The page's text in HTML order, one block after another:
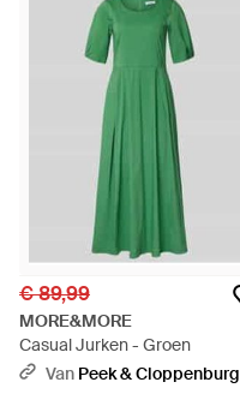
€ 89,99
MORE&MORE
Casual Jurken - Groen
Van Peek & Cloppenburg